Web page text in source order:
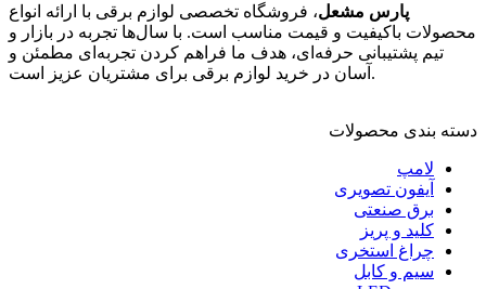
پارس مشعل، فروشگاه تخصصی لوازم برقی با ارائه انواع
محصولات باکیفیت و قیمت مناسب است. با سال‌ها تجربه در بازار و
تیم پشتیبانی حرفه‌ای، هدف ما فراهم کردن تجربه‌ای مطمئن و
آسان در خرید لوازم برقی برای مشتریان عزیز است.
دسته بندی محصولات
لامپ
آیفون تصویری
برق صنعتی
کلید و پریز
چراغ استخری
سیم و کابل